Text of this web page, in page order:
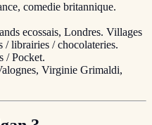
comedie britannique.
ecossais, Londres. Villages
/ librairies / chocolateries.
/ Pocket.
Virginie Grimaldi,